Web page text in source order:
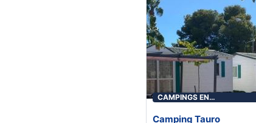
CAMPINGS EN
Camping Tauro